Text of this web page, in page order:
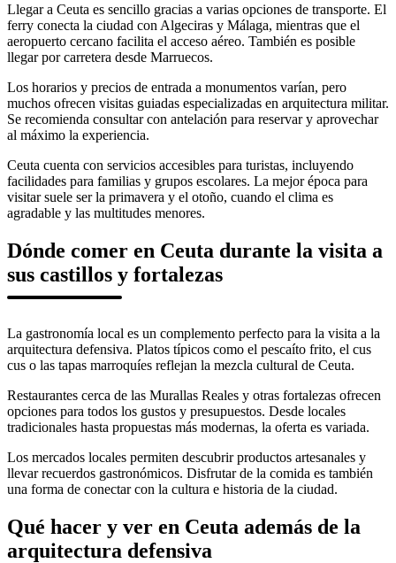
Llegar a Ceuta es sencillo gracias a varias opciones de transporte. El
ferry conecta la ciudad con Algeciras y Málaga, mientras que el
aeropuerto cercano facilita el acceso aéreo. También es posible
llegar por carretera desde Marruecos.
Los horarios y precios de entrada a monumentos varían, pero
muchos ofrecen visitas guiadas especializadas en arquitectura militar.
Se recomienda consultar con antelación para reservar y aprovechar
al máximo la experiencia.
Ceuta cuenta con servicios accesibles para turistas, incluyendo
facilidades para familias y grupos escolares. La mejor época para
visitar suele ser la primavera y el otoño, cuando el clima es
agradable y las multitudes menores.
Dónde comer en Ceuta durante la visita a
sus castillos y fortalezas
La gastronomía local es un complemento perfecto para la visita a la
arquitectura defensiva. Platos típicos como el pescaíto frito, el cus
cus o las tapas marroquíes reflejan la mezcla cultural de Ceuta.
Restaurantes cerca de las Murallas Reales y otras fortalezas ofrecen
opciones para todos los gustos y presupuestos. Desde locales
tradicionales hasta propuestas más modernas, la oferta es variada.
Los mercados locales permiten descubrir productos artesanales y
llevar recuerdos gastronómicos. Disfrutar de la comida es también
una forma de conectar con la cultura e historia de la ciudad.
Qué hacer y ver en Ceuta además de la
arquitectura defensiva